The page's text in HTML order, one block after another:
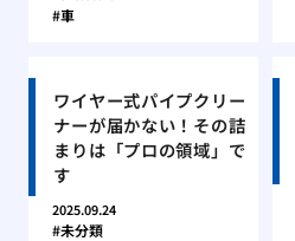
車
ワイヤー式パイプクリー
ナーが届かない！その詰
まりは「プロの領域」で
す
2025.09.24
未分類